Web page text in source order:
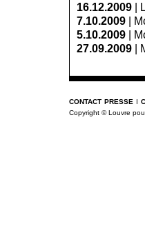
16.12.2009 |
7.10.2009 |
5.10.2009 |
27.09.2009 |
contact presse i
Copyright © Louvre